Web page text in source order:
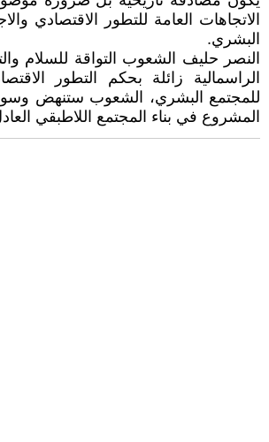
الاتجاهات العامة للتطور الاقتصادي
البشري.
النصر حليف الشعوب التواقة للسلام
الراسمالية زائلة بحكم التطور
للمجتمع البشري، الشعوب ستنهض
المشروع في بناء المجتمع اللاطبقي